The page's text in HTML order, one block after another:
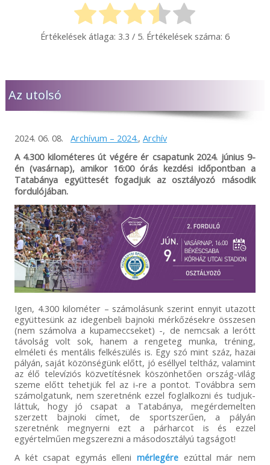
Értékelések átlaga: 3.3 / 5. Értékelések száma: 6
Az utolsó
2024. 06. 08. Archívum – 2024., Archív
A 4.300 kilométeres út végére ér csapatunk 2024. június 9-
én (vasárnap), amikor 16:00 órás kezdési időpontban a
Tatabánya együttesét fogadjuk az osztályozó második
fordulójában.
Igen, 4.300 kilométer – számolásunk szerint ennyit utazott
együttesünk az idegenbeli bajnoki mérkőzésekre összesen
(nem számolva a kupameccseket) -, de nemcsak a lerótt
távolság volt sok, hanem a rengeteg munka, tréning,
elméleti és mentális felkészülés is. Egy szó mint száz, hazai
pályán, saját közönségünk előtt, jó eséllyel teltház, valamint
az élő televíziós közvetítésnek köszönhetően ország-világ
szeme előtt tehetjük fel az i-re a pontot. Továbbra sem
számolgatunk, nem szeretnénk ezzel foglalkozni és tudjuk-
láttuk, hogy jó csapat a Tatabánya, megérdemelten
szerzett bajnoki címet, de sportszerűen, a pályán
szeretnénk megnyerni ezt a párharcot is és ezzel
egyértelműen megszerezni a másodosztályú tagságot!
A két csapat egymás ellenimérlegére ezúttal már nem